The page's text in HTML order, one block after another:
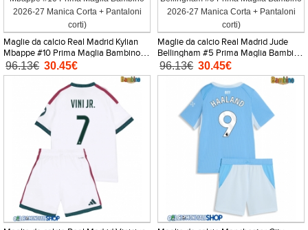
Maglie da calcio Real Madrid Kylian
Mbappe #10 Prima Maglia Bambino
2026-27 Manica Corta + Pantaloni
corti)
96.13€ 30.45€
Maglie da calcio Real Madrid Jude
Bellingham #5 Prima Maglia Bambino
2026-27 Manica Corta + Pantaloni
corti)
96.13€ 30.45€